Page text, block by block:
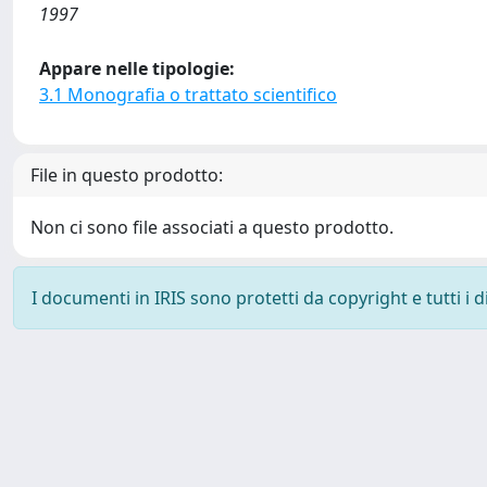
1997
Appare nelle tipologie:
3.1 Monografia o trattato scientifico
File in questo prodotto:
Non ci sono file associati a questo prodotto.
I documenti in IRIS sono protetti da copyright e tutti i